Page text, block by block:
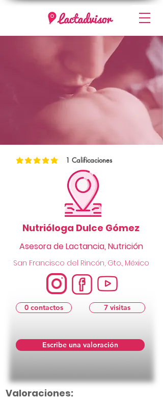
1 Calificaciones
la calificación promedio es 5 de 5, basada en 1
Nutrióloga Dulce Gómez
Asesora de Lactancia, Nutrición
San Francisco del Rincón, Gto., México
0 contactos 7 visitas
Escribe una valoración
Valoraciones: